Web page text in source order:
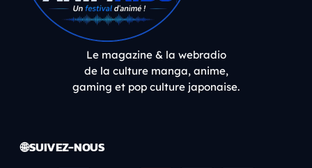
Le magazine & la webradio
de la culture manga, anime,
gaming et pop culture japonaise.
🌐 SUIVEZ-NOUS